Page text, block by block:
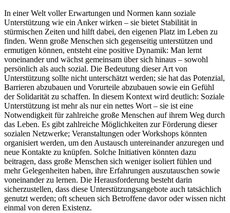
In einer Welt voller Erwartungen und Normen kann soziale
Unterstützung wie ein Anker wirken – sie bietet Stabilität in
stürmischen Zeiten und hilft dabei, den eigenen Platz im Leben zu
finden. Wenn große Menschen sich gegenseitig unterstützen und
ermutigen können, entsteht eine positive Dynamik: Man lernt
voneinander und wächst gemeinsam über sich hinaus – sowohl
persönlich als auch sozial. Die Bedeutung dieser Art von
Unterstützung sollte nicht unterschätzt werden; sie hat das Potenzial,
Barrieren abzubauen und Vorurteile abzubauen sowie ein Gefühl
der Solidarität zu schaffen. In diesem Kontext wird deutlich: Soziale
Unterstützung ist mehr als nur ein nettes Wort – sie ist eine
Notwendigkeit für zahlreiche große Menschen auf ihrem Weg durch
das Leben. Es gibt zahlreiche Möglichkeiten zur Förderung dieser
sozialen Netzwerke; Veranstaltungen oder Workshops könnten
organisiert werden, um den Austausch untereinander anzuregen und
neue Kontakte zu knüpfen. Solche Initiativen könnten dazu
beitragen, dass große Menschen sich weniger isoliert fühlen und
mehr Gelegenheiten haben, ihre Erfahrungen auszutauschen sowie
voneinander zu lernen. Die Herausforderung besteht darin
sicherzustellen, dass diese Unterstützungsangebote auch tatsächlich
genutzt werden; oft scheuen sich Betroffene davor oder wissen nicht
einmal von deren Existenz.